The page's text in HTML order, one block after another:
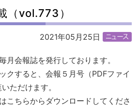
（vol.773）
2021年05月25日
月会報誌を発行しております。
クすると、会報５月号（PDFファイ
ただけます。
こちらからダウンロードしてくださ